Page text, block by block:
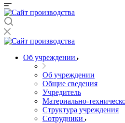
Об учреждении
Об учреждении
Общие сведения
Учредитель
Материально-
Структура учреждения
Сотрудники